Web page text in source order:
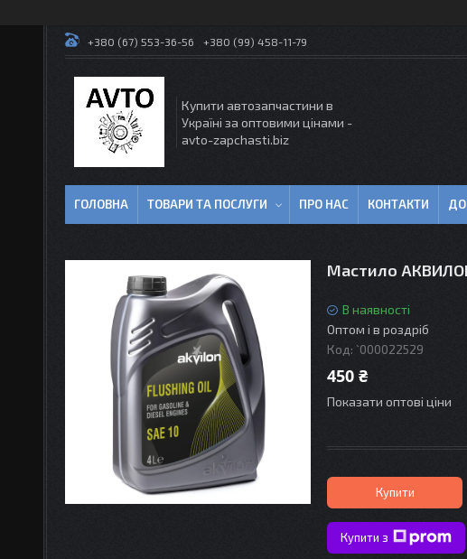
+380 (67) 553-36-56 +380 (99) 458-11-79
Купити автозапчастини в
Україні за оптовими цінами -
avto-zapchasti.biz
ГОЛОВНА ТОВАРИ ТА ПОСЛУГИ ПРО НАС КОНТАКТИ
Мастило
В наявності
Оптом і в роздріб
Код: `000022529
450 ₴
Показати оптові ціни
Купити
Купити з